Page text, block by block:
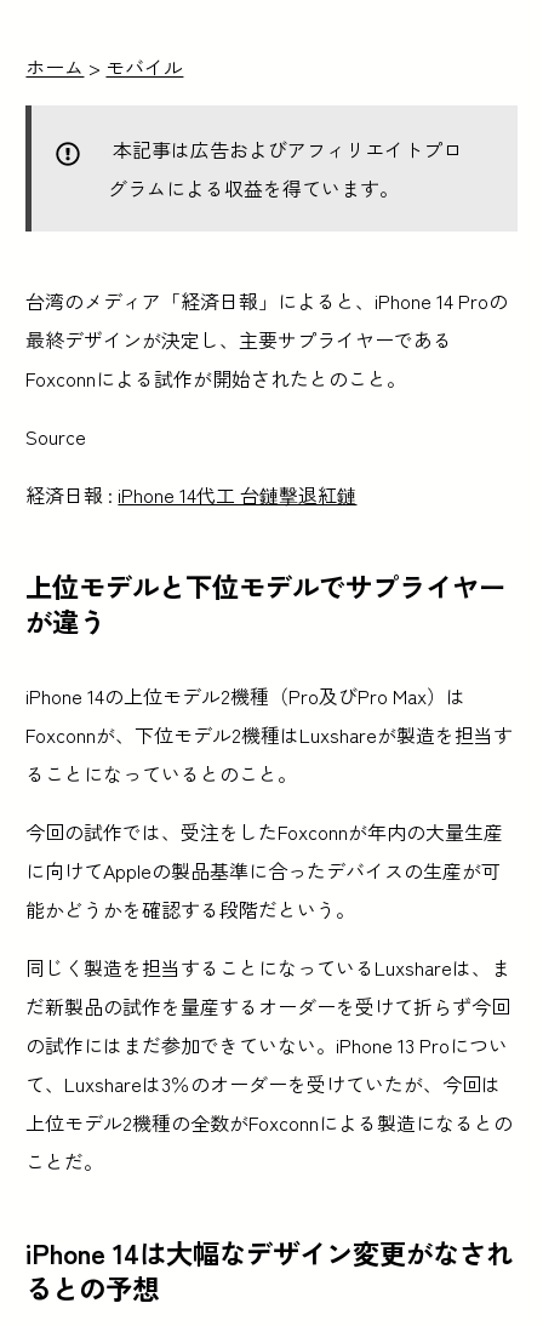
ホーム > モバイル
本記事は広告およびアフィリエイトプロ
グラムによる収益を得ています。
台湾のメディア「経済日報」によると、iPhone 14 Proの
最終デザインが決定し、主要サプライヤーである
Foxconnによる試作が開始されたとのこと。
Source
経済日報 : iPhone 14代工 台鏈擊退紅鏈
上位モデルと下位モデルでサプライヤー
が違う
iPhone 14の上位モデル2機種（Pro及びPro Max）は
Foxconnが、下位モデル2機種はLuxshareが製造を担当す
ることになっているとのこと。
今回の試作では、受注をしたFoxconnが年内の大量生産
に向けてAppleの製品基準に合ったデバイスの生産が可
能かどうかを確認する段階だという。
同じく製造を担当することになっているLuxshareは、ま
だ新製品の試作を量産するオーダーを受けて折らず今回
の試作にはまだ参加できていない。iPhone 13 Proについ
て、Luxshareは3％のオーダーを受けていたが、今回は
上位モデル2機種の全数がFoxconnによる製造になるとの
ことだ。
iPhone 14は大幅なデザイン変更がなされ
るとの予想